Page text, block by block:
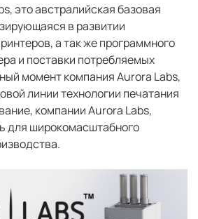
это австралийская базовая
в развитии
а так же программного
и поставки потребляемых
момент компания Aurora Labs,
линии технологии печатания
компании Aurora Labs,
для широкомасштабного